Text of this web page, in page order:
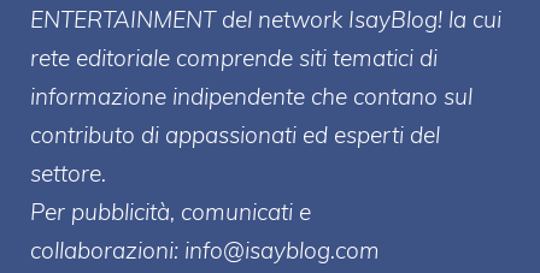
ENTERTAINMENT del network IsayBlog! la cui
rete editoriale comprende siti tematici di
informazione indipendente che contano sul
contributo di appassionati ed esperti del
settore.
Per pubblicità, comunicati e
collaborazioni: info@isayblog.com